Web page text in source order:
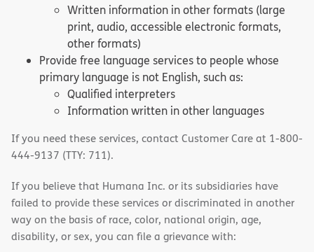
Written information in other formats (large
print, audio, accessible electronic formats,
other formats)
Provide free language services to people whose
primary language is not English, such as:
Qualified interpreters
Information written in other languages
If you need these services, contact Customer Care at 1-800-
444-9137 (TTY: 711).
If you believe that Humana Inc. or its subsidiaries have
failed to provide these services or discriminated in another
way on the basis of race, color, national origin, age,
disability, or sex, you can file a grievance with: